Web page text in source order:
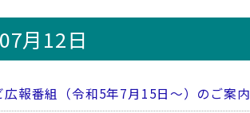
月12日
広報番組（令和5年7月15日～）のご案内